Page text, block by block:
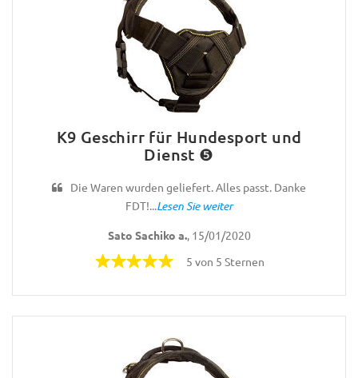
K9 Geschirr für Hundesport und
Dienst ❺
Die Waren wurden geliefert. Alles passt. Danke
FDT!...Lesen Sie weiter
Sato Sachiko a., 15/01/2020
5 von 5 Sternen